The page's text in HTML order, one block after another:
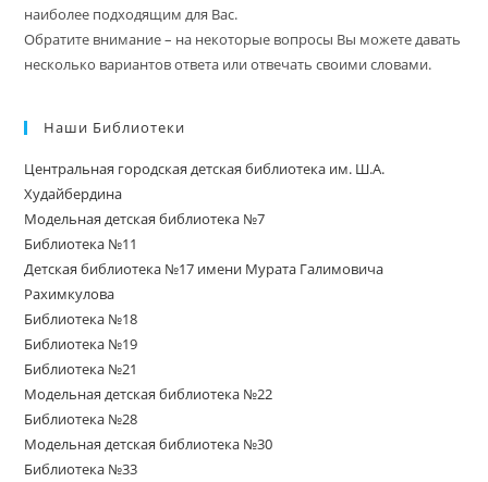
наиболее подходящим для Вас.
Обратите внимание – на некоторые вопросы Вы можете давать
несколько вариантов ответа или отвечать своими словами.
Наши Библиотеки
Центральная городская детская библиотека им. Ш.А.
Худайбердина
Модельная детская библиотека №7
Библиотека №11
Детская библиотека №17 имени Мурата Галимовича
Рахимкулова
Библиотека №18
Библиотека №19
Библиотека №21
Модельная детская библиотека №22
Библиотека №28
Модельная детская библиотека №30
Библиотека №33